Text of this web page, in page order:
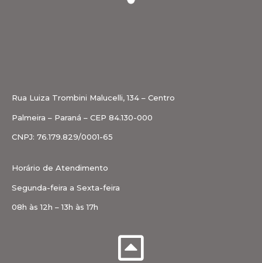
Rua Luiza Trombini Malucelli, 134 – Centro
Palmeira – Paraná – CEP 84.130-000
CNPJ: 76.179.829/0001-65
Horário de Atendimento
Segunda-feira a Sexta-feira
08h às 12h – 13h às 17h